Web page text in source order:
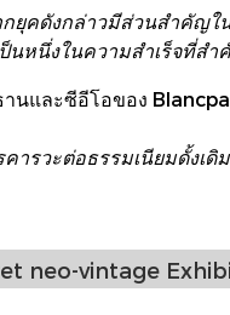
กยุคดังกล่าวมีส่วนสำคัญ
ป็นหนึ่งในความสำเร็จที่ส
นและซีอีโอของ
คารวะต่อธรรมเนียมดั้ง
neo-vintage